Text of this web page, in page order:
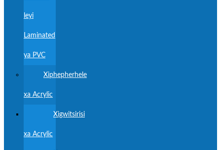
leyi
Laminated
ya PVC
Xiphepherhele
xa Acrylic
Xigwitsirisi
xa Acrylic